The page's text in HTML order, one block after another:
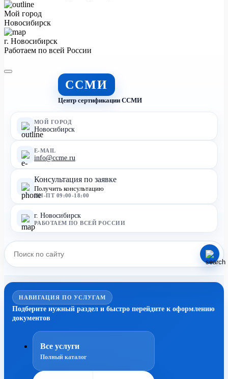
Мой город
Новосибирск
г. Новосибирск
Работаем по всей России
ССМИ
Центр сертификации ССМИ
МОЙ ГОРОД
Новосибирск
E-MAIL
info@ccme.ru
Консультация по заявке
Получить консультацию
ПН-ПТ 09:00-18:00
г. Новосибирск
РАБОТАЕМ ПО ВСЕЙ РОССИИ
НАВИГАЦИЯ ПО УСЛУГАМ
Подберите нужный раздел и быстро перейдите к оформлению
документов
Все услуги
Полный каталог